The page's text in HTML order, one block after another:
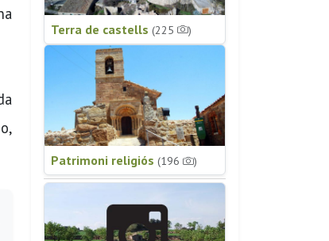
Terra de castells (225 )
Patrimoni religiós (196 )